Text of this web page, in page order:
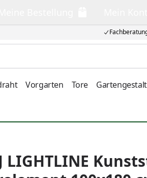
Vorgarten Tore
LIGHTLINE